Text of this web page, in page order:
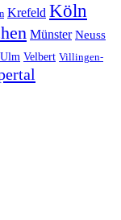
Krefeld Köln
Münster Neuss
Ulm Velbert Villingen-